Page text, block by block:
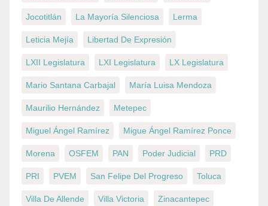
Jocotitlán La Mayoría Silenciosa Lerma
Leticia Mejía Libertad De Expresión
LXII Legislatura LXI Legislatura LX Legislatura
Mario Santana Carbajal María Luisa Mendoza
Maurilio Hernández Metepec
Miguel Ángel Ramírez Migue Ángel Ramírez Ponce
Morena OSFEM PAN Poder Judicial PRD
PRI PVEM San Felipe Del Progreso Toluca
Villa De Allende Villa Victoria Zinacantepec